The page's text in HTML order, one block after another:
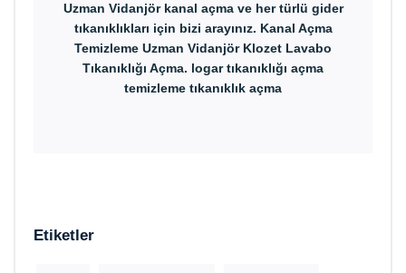
Uzman Vidanjör kanal açma ve her türlü gider
tıkanıklıkları için bizi arayınız. Kanal Açma
Temizleme Uzman Vidanjör Klozet Lavabo
Tıkanıklığı Açma. logar tıkanıklığı açma
temizleme tıkanıklık açma
Etiketler